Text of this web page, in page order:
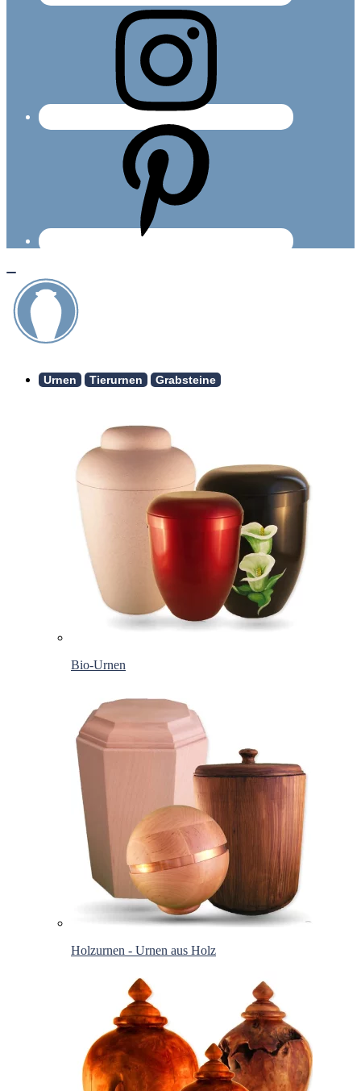
Urnen Tierurnen Grabsteine
Bio-Urnen
Holzurnen - Urnen aus Holz